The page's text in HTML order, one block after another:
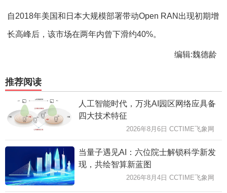
自2018年美国和日本大规模部署带动Open RAN出现初期增
长高峰后，该市场在两年内曾下滑约40%。
编辑:魏德龄
推荐阅读
人工智能时代，万兆AI园区网络应具备
四大技术特征
2026年8月6日 CCTIME飞象网
当量子遇见AI：六位院士解锁科学新发
现，共绘智算新蓝图
2026年8月4日 CCTIME飞象网